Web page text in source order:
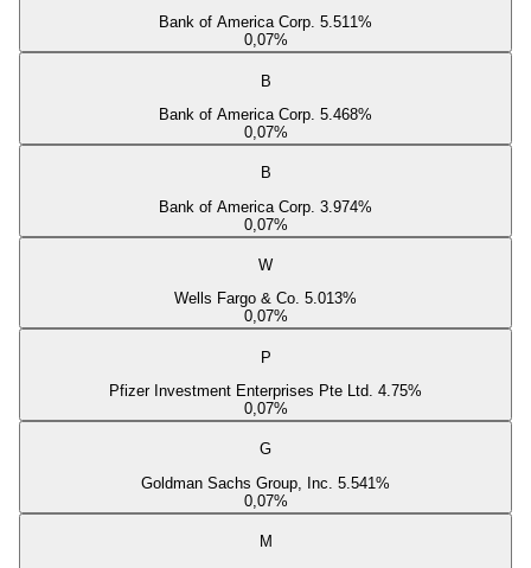
Bank of America Corp. 5.511%
0,07%
B
Bank of America Corp. 5.468%
0,07%
B
Bank of America Corp. 3.974%
0,07%
W
Wells Fargo & Co. 5.013%
0,07%
P
Pfizer Investment Enterprises Pte Ltd. 4.75%
0,07%
G
Goldman Sachs Group, Inc. 5.541%
0,07%
M